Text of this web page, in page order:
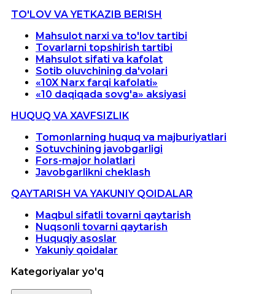
TO'LOV VA YETKAZIB BERISH
Mahsulot narxi va to'lov tartibi
Tovarlarni topshirish tartibi
Mahsulot sifati va kafolat
Sotib oluvchining da'volari
«10X Narx farqi kafolati»
«10 daqiqada sovg'a» aksiyasi
HUQUQ VA XAVFSIZLIK
Tomonlarning huquq va majburiyatlari
Sotuvchining javobgarligi
Fors-major holatlari
Javobgarlikni cheklash
QAYTARISH VA YAKUNIY QOIDALAR
Maqbul sifatli tovarni qaytarish
Nuqsonli tovarni qaytarish
Huquqiy asoslar
Yakuniy qoidalar
Kategoriyalar yo'q